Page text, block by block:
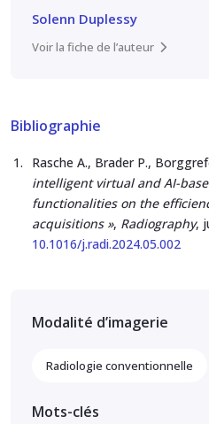
Solenn Duplessy
Voir la fiche de l’auteur
Bibliographie
Rasche A., Brader P.,
intelligent virtual and AI-
functionalities on the
acquisitions », Radiography,
10.1016/j.radi.2024.05.002
Modalité d’imagerie
Radiologie conventionnelle
Mots-clés